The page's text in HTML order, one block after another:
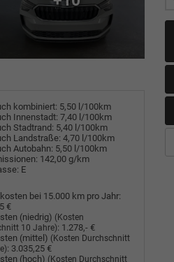
kombiniert: 5,50 l/100km
Innenstadt: 7,40 l/100km
Stadtrand: 5,40 l/100km
Landstraße: 4,70 l/100km
Autobahn: 5,50 l/100km
142,00 g/km
E
bei 15.000 km pro Jahr:
€
(niedrig) (Kosten
10 Jahre): 1.278,- €
(mittel) (Kosten Durchschnitt
: 3.035,25 €
(hoch) (Kosten Durchschnitt